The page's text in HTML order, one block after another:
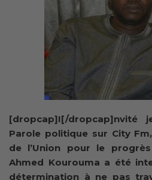
[dropcap]I[/dropcap]nvité
Parole politique sur City
de l’Union pour le
Ahmed Kourouma a été
détermination à ne pas